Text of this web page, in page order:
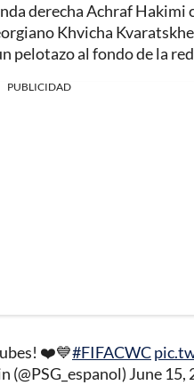
derecha Achraf
Khvicha
pelotazo al fondo de la
PUBLICIDAD
❤️💙#FIFACWC
(@PSG_espanol) June 15,